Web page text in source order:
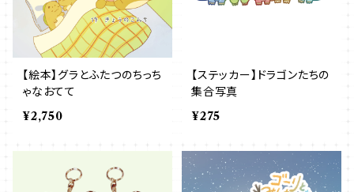
【絵本】グラとふたつのちっち
ゃなおてて
¥2,750
【ステッカー】ドラゴンたちの
集合写真
¥275